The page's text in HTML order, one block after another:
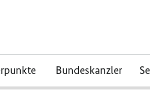
Bundeskanzler